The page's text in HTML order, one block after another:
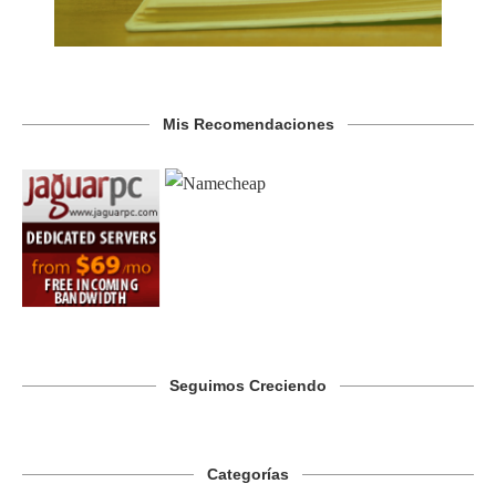
Mis Recomendaciones
Seguimos Creciendo
Categorías